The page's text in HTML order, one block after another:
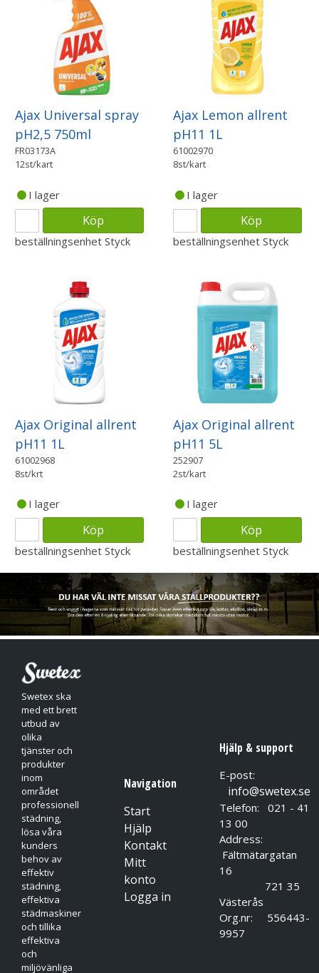
Ajax Universal spray
pH2,5 750ml
FR03173A
12st/kart
I lager
Köp
beställningsenhet Styck
Ajax Lemon allrent
pH11 1L
61002970
8st/kart
I lager
Köp
beställningsenhet Styck
Ajax Original allrent
pH11 1L
61002968
8st/krt
I lager
Köp
beställningsenhet Styck
Ajax Original allrent
pH11 5L
252907
2st/kart
I lager
Köp
beställningsenhet Styck
Swetex ska
med ett brett
utbud av
olika
tjänster och
produkter
inom
området
professionell
städning,
lösa våra
kunders
behov av
effektiv
städning,
effektiva
städmaskiner
och tillika
effektiva
och
miljövänliga
Navigation
Start
Hjälp
Kontakt
Mitt
konto
Logga in
Hjälp & support
E-post:
info@swetex.se
Telefon: 021 - 41
13 00
Address:
Fältmätargatan
16
721 35
Västerås
Org.nr: 556443-
9957